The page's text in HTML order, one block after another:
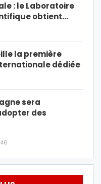
: le Laboratoire
obtient…
la première
dédiée
sera
des